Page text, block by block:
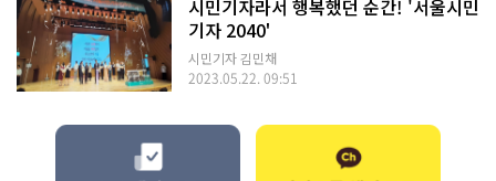
시민기자라서 행복했던 순간! '서울시민
기자 2040'
시민기자 김민채
2023.05.22. 09:51